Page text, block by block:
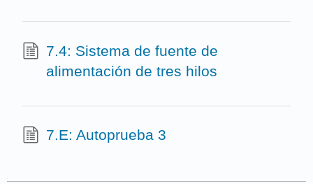
7.4: Sistema de fuente de
alimentación de tres hilos
7.E: Autoprueba 3